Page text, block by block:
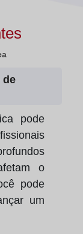
de
pode
o
pode
um